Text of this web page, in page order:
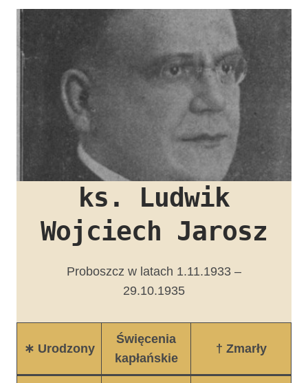
ks. Ludwik
Wojciech Jarosz
Proboszcz w latach 1.11.1933 –
29.10.1935
∗ Urodzony
Święcenia
kapłańskie
† Zmarły